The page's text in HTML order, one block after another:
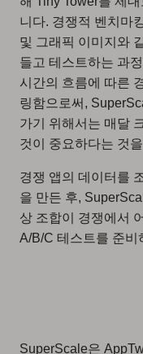
니다. 경쟁적 벤치마
및 그래픽 이미지와
들고 테스트하는 과
시간의 흐름에 따른
링함으로써,
가기 위해서는 매달
것이 중요하다는 것
경쟁 앱의 데이터를
을 만든 후,
상 조합이 경쟁에서
A/B/C 테스트를 준비
SuperScale은